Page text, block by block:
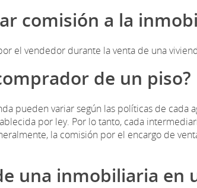
comisión a la
el vendedor durante la venta de una
de un piso?
pueden variar según las políticas de cada
por ley. Por lo tanto, cada
la comisión por el encargo de
una inmobiliaria en